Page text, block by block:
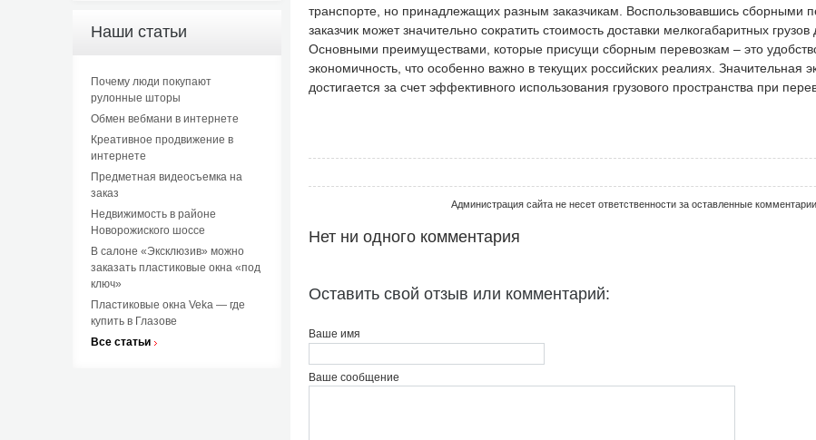
Наши статьи
Почему люди покупают
рулонные шторы
Обмен вебмани в интернете
Креативное продвижение в
интернете
Предметная видеосъемка на
заказ
Недвижимость в районе
Новорожиского шоссе
В салоне «Эксклюзив» можно
заказать пластиковые окна «под
ключ»
Пластиковые окна Veka — где
купить в Глазове
Все статьи
транспорте, но принадлежащих разным заказчикам. Воспользовавшись сборными
заказчик может значительно сократить стоимость доставки мелкогабаритных грузов
Основными преимуществами, которые присущи сборным перевозкам – это
экономичность, что особенно важно в текущих российских реалиях. Значительная
достигается за счет эффективного использования грузового пространства при
Администрация сайта не несет ответственности за оставленные
Нет ни одного комментария
Оставить свой отзыв или комментарий:
Ваше имя
Ваше сообщение